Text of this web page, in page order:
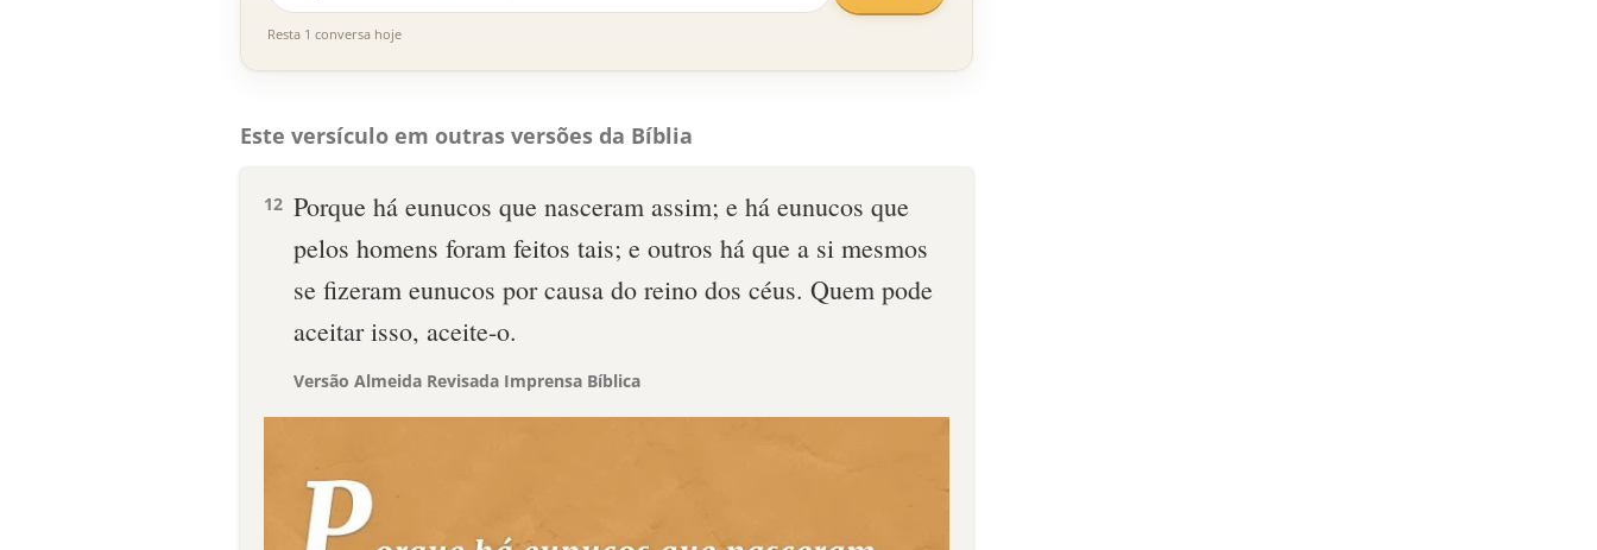
Resta 1 conversa hoje
Este versículo em outras versões da Bíblia
12 Porque há eunucos que nasceram assim; e há eunucos que
pelos homens foram feitos tais; e outros há que a si mesmos
se fizeram eunucos por causa do reino dos céus. Quem pode
aceitar isso, aceite-o.
Versão Almeida Revisada Imprensa Bíblica